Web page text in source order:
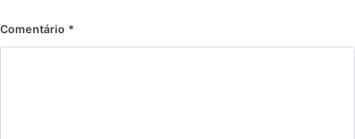
Comentário *